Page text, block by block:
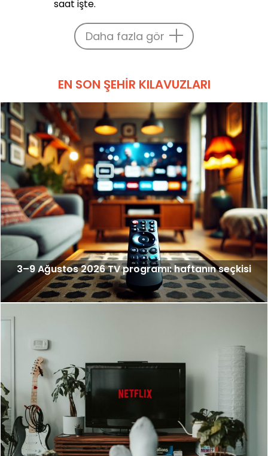
saat işte.
Daha fazla gör
EN SON ŞEHIR KILAVUZLARI
3–9 Ağustos 2026 TV programı: haftanın seçkisi